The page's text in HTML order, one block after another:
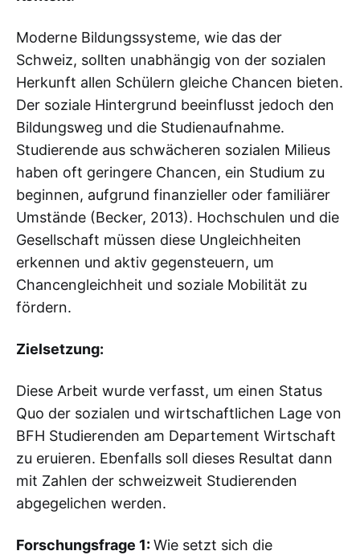
Moderne Bildungssysteme, wie das der
Schweiz, sollten unabhängig von der sozialen
Herkunft allen Schülern gleiche Chancen bieten.
Der soziale Hintergrund beeinflusst jedoch den
Bildungsweg und die Studienaufnahme.
Studierende aus schwächeren sozialen Milieus
haben oft geringere Chancen, ein Studium zu
beginnen, aufgrund finanzieller oder familiärer
Umstände (Becker, 2013). Hochschulen und die
Gesellschaft müssen diese Ungleichheiten
erkennen und aktiv gegensteuern, um
Chancengleichheit und soziale Mobilität zu
fördern.
Zielsetzung:
Diese Arbeit wurde verfasst, um einen Status
Quo der sozialen und wirtschaftlichen Lage von
BFH Studierenden am Departement Wirtschaft
zu eruieren. Ebenfalls soll dieses Resultat dann
mit Zahlen der schweizweit Studierenden
abgegelichen werden.
Forschungsfrage 1: Wie setzt sich die